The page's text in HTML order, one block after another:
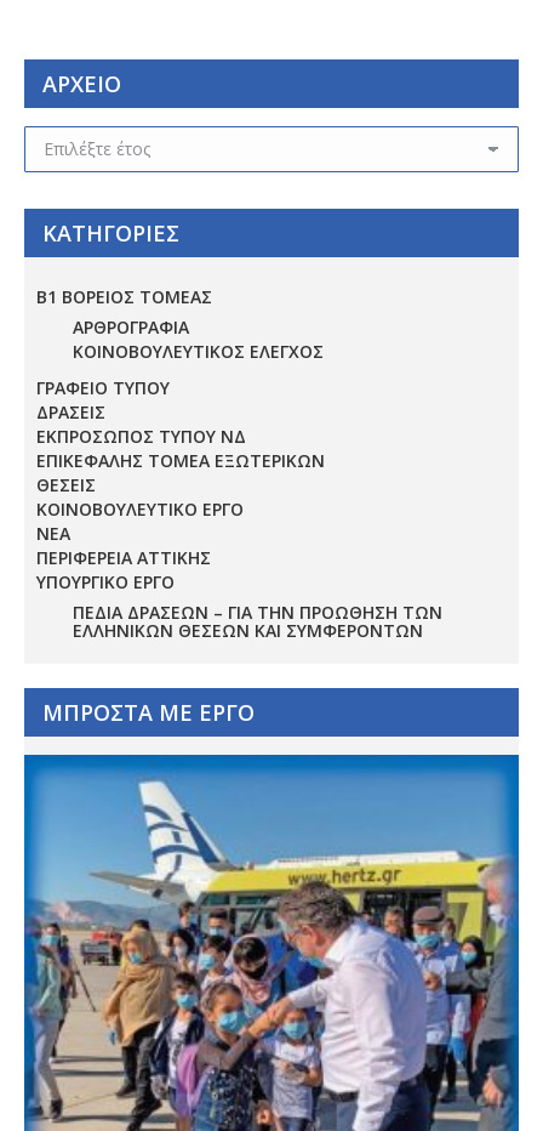
ΑΡΧΕΙΟ
ΑΡΧΕΙΟ
ΚΑΤΗΓΟΡΙΕΣ
Β1 ΒΟΡΕΙΟΣ ΤΟΜΕΑΣ
ΑΡΘΡΟΓΡΑΦΙΑ
ΚΟΙΝΟΒΟΥΛΕΥΤΙΚΟΣ ΕΛΕΓΧΟΣ
ΓΡΑΦΕΙΟ ΤΥΠΟΥ
ΔΡΑΣΕΙΣ
ΕΚΠΡΟΣΩΠΟΣ ΤΥΠΟΥ ΝΔ
ΕΠΙΚΕΦΑΛΗΣ ΤΟΜΕΑ ΕΞΩΤΕΡΙΚΩΝ
ΘΕΣΕΙΣ
ΚΟΙΝΟΒΟΥΛΕΥΤΙΚΟ ΕΡΓΟ
ΝΕΑ
ΠΕΡΙΦΕΡΕΙΑ ΑΤΤΙΚΗΣ
ΥΠΟΥΡΓΙΚΟ ΕΡΓΟ
ΠΕΔΊΑ ΔΡΆΣΕΩΝ – ΓΙΑ ΤΗΝ ΠΡΟΏΘΗΣΗ ΤΩΝ
ΕΛΛΗΝΙΚΏΝ ΘΈΣΕΩΝ ΚΑΙ ΣΥΜΦΕΡΌΝΤΩΝ
ΜΠΡΟΣΤΑ ΜΕ ΕΡΓΟ